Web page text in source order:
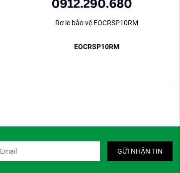
Rơ le bảo vệ EOCRSP10RM
EOCRSP10RM
GỬI NHẬN TIN